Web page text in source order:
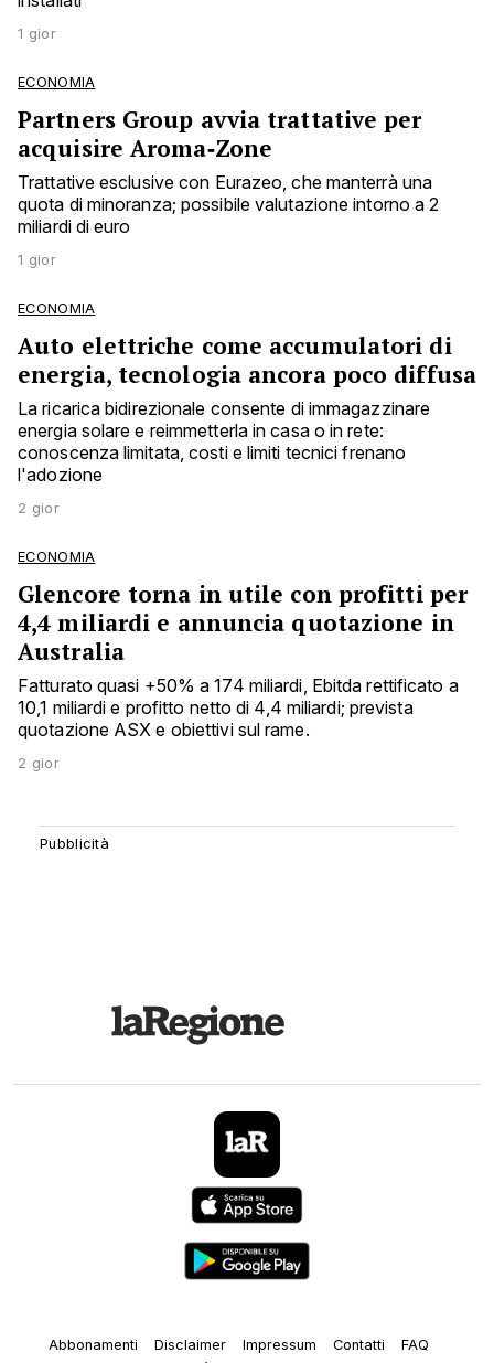
1 gior
ECONOMIA
Partners Group avvia trattative per
acquisire Aroma‑Zone
Trattative esclusive con Eurazeo, che manterrà una
quota di minoranza; possibile valutazione intorno a 2
miliardi di euro
1 gior
ECONOMIA
Auto elettriche come accumulatori di
energia, tecnologia ancora poco diffusa
La ricarica bidirezionale consente di immagazzinare
energia solare e reimmetterla in casa o in rete:
conoscenza limitata, costi e limiti tecnici frenano
l'adozione
2 gior
ECONOMIA
Glencore torna in utile con profitti per
4,4 miliardi e annuncia quotazione in
Australia
Fatturato quasi +50% a 174 miliardi, Ebitda rettificato a
10,1 miliardi e profitto netto di 4,4 miliardi; prevista
quotazione ASX e obiettivi sul rame.
2 gior
Abbonamenti Disclaimer Impressum Contatti
FAQ